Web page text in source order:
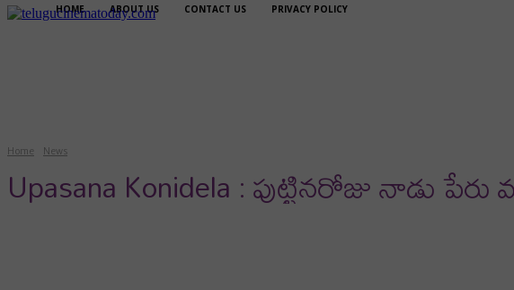
HOME ABOUT US CONTACT US PRIVACY POLICY
Home News
Upasana Konidela : పుట్టినరోజు నాడు